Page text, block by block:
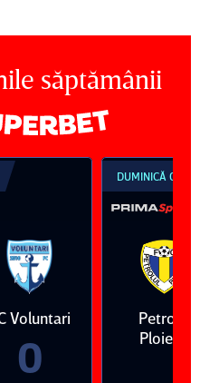
săptămânii
Voluntari
0
DUMINICĂ 09 AUG,
Petrolul
Ploieşti